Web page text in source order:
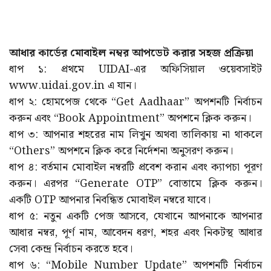
আধার কার্ডের মোবাইল নম্বর আপডেট করার সহজ প্রক্রিয়া
ধাপ ১: প্রথমে UIDAI-এর অফিসিয়াল ওয়েবসাইট
www.uidai.gov.in এ যান।
ধাপ ২: হোমপেজ থেকে “Get Aadhaar” অপশনটি নির্বাচন
করুন এবং “Book Appointment” অপশনে ক্লিক করুন।
ধাপ ৩: আপনার শহরের নাম লিখুন অথবা তালিকায় না থাকলে
“Others” অপশনে ক্লিক করে নির্দেশনা অনুসরণ করুন।
ধাপ ৪: বর্তমান মোবাইল নম্বরটি প্রবেশ করান এবং ক্যাপচা পূরণ
করুন। এরপর “Generate OTP” বোতামে ক্লিক করুন।
একটি OTP আপনার নিবন্ধিত মোবাইল নম্বরে যাবে।
ধাপ ৫: নতুন একটি পেজ আসবে, যেখানে আপনাকে আপনার
আধার নম্বর, পূর্ণ নাম, আবেদন ধরণ, শহর এবং নিকটস্থ আধার
সেবা কেন্দ্র নির্বাচন করতে হবে।
ধাপ ৬: “Mobile Number Update” অপশনটি নির্বাচন